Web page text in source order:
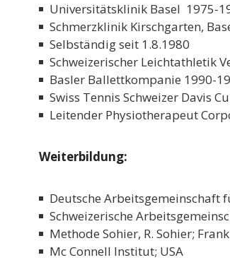
Universitätsklinik Basel 1975-
Schmerzklinik Kirschgarten,
Selbständig seit 1.8.1980
Schweizerischer Leichtathletik
Basler Ballettkompanie 1990-
Swiss Tennis Schweizer Davis
Leitender Physiotherapeut
Weiterbildung:
Deutsche Arbeitsgemeinschaft
Schweizerische
Methode Sohier, R. Sohier;
Mc Connell Institut; USA